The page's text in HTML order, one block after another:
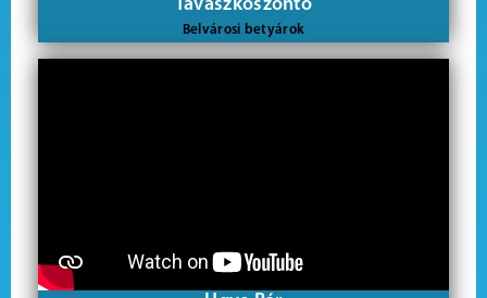
Tavaszköszöntő
Belvárosi betyárok